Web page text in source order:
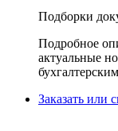
Подборки
Подробное
актуальные
Заказать или